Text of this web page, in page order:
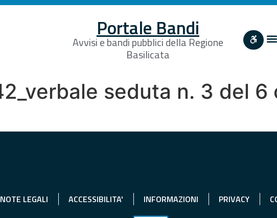
Portale Bandi
Avvisi e bandi pubblici della Regione
Basilicata
seduta n. 3 del
NOTE LEGALI ACCESSIBILITA' INFORMAZIONI PRIVACY